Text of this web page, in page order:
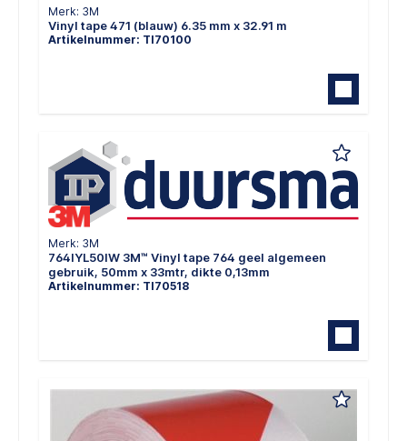
Merk: 3M
Vinyl tape 471 (blauw) 6.35 mm x 32.91 m
Artikelnummer: TI70100
Merk: 3M
764IYL50IW 3M™ Vinyl tape 764 geel algemeen
gebruik, 50mm x 33mtr, dikte 0,13mm
Artikelnummer: TI70518